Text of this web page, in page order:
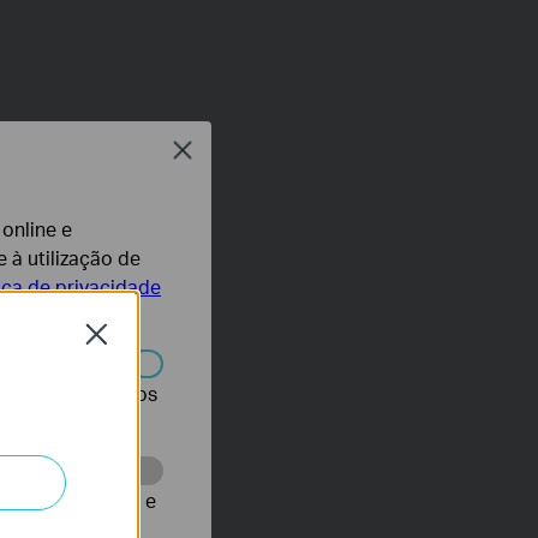
Close
e
à utilização de
de privacidade
desativados nos
para melhorar e
Close